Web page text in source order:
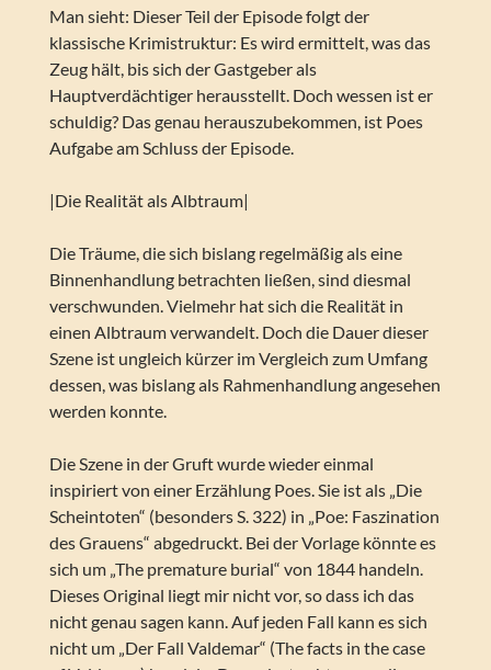
Man sieht: Dieser Teil der Episode folgt der
klassische Krimistruktur: Es wird ermittelt, was das
Zeug hält, bis sich der Gastgeber als
Hauptverdächtiger herausstellt. Doch wessen ist er
schuldig? Das genau herauszubekommen, ist Poes
Aufgabe am Schluss der Episode.
|Die Realität als Albtraum|
Die Träume, die sich bislang regelmäßig als eine
Binnenhandlung betrachten ließen, sind diesmal
verschwunden. Vielmehr hat sich die Realität in
einen Albtraum verwandelt. Doch die Dauer dieser
Szene ist ungleich kürzer im Vergleich zum Umfang
dessen, was bislang als Rahmenhandlung angesehen
werden konnte.
Die Szene in der Gruft wurde wieder einmal
inspiriert von einer Erzählung Poes. Sie ist als „Die
Scheintoten“ (besonders S. 322) in „Poe: Faszination
des Grauens“ abgedruckt. Bei der Vorlage könnte es
sich um „The premature burial“ von 1844 handeln.
Dieses Original liegt mir nicht vor, so dass ich das
nicht genau sagen kann. Auf jeden Fall kann es sich
nicht um „Der Fall Valdemar“ (The facts in the case